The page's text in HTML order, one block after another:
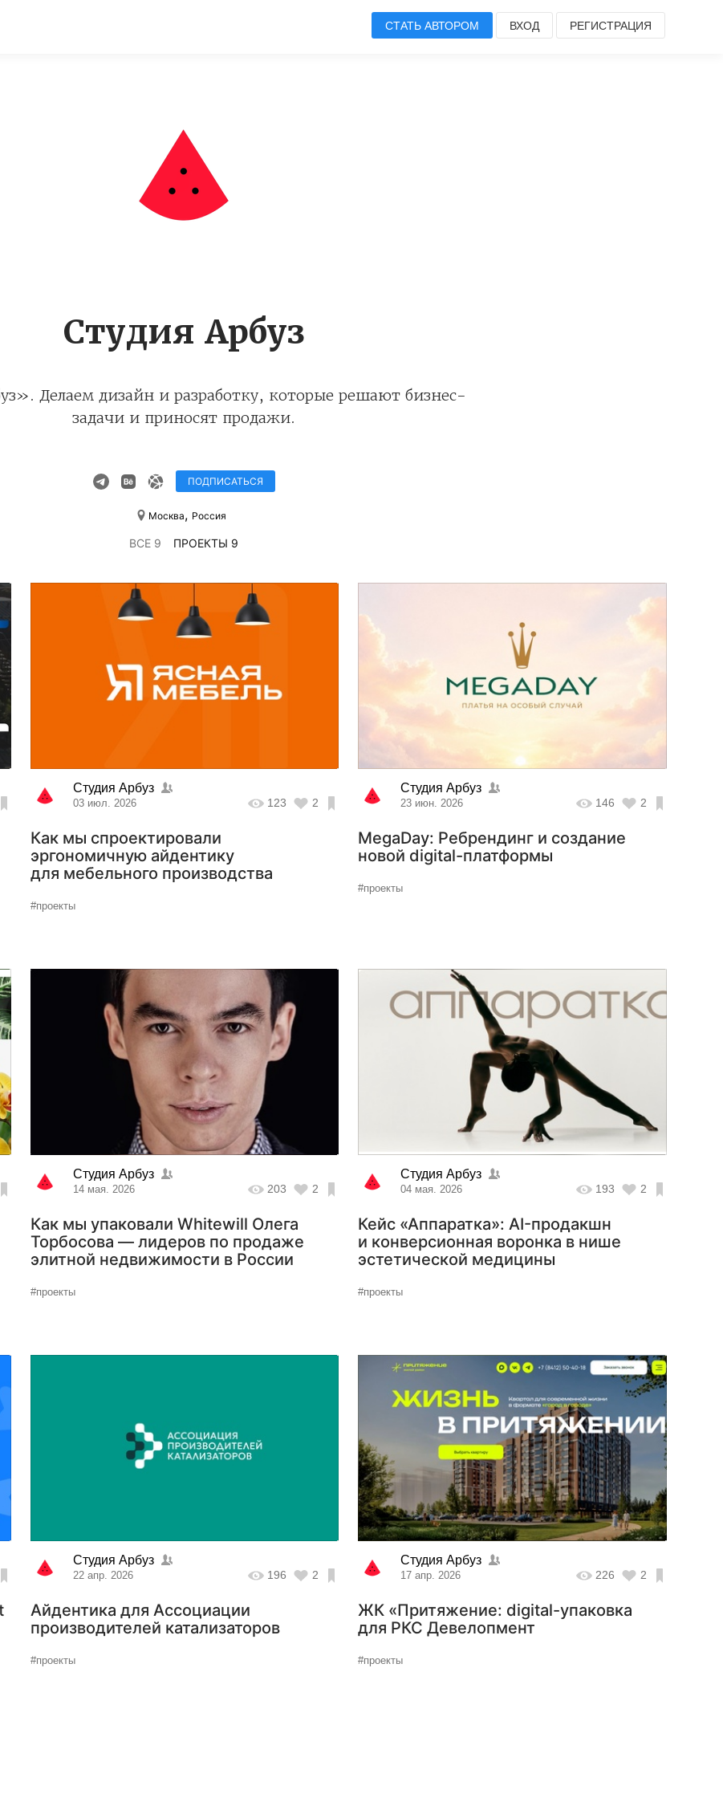
СТАТЬ АВТОРОМ ВХОД РЕГИСТРАЦИЯ
Студия Арбуз
Делаем дизайн и разработку, которые решают бизнес-
задачи и приносят продажи.
ПОДПИСАТЬСЯ
Москва, Россия
ВСЕ 9 ПРОЕКТЫ 9
Студия Арбуз
03 июл. 2026 123 2
Как мы спроектировали
эргономичную айдентику
для мебельного производства
#проекты
Студия Арбуз
23 июн. 2026 146 2
MegaDay: Ребрендинг и создание
новой digital-платформы
#проекты
Студия Арбуз
14 мая. 2026 203 2
Как мы упаковали Whitewill Олега
Торбосова — лидеров по продаже
элитной недвижимости в России
#проекты
Студия Арбуз
04 мая. 2026 193 2
Кейс «Аппаратка»: AI-продакшн
и конверсионная воронка в нише
эстетической медицины
#проекты
Студия Арбуз
22 апр. 2026 196 2
Айдентика для Ассоциации
производителей катализаторов
#проекты
Студия Арбуз
17 апр. 2026 226 2
ЖК «Притяжение: digital-упаковка
для РКС Девелопмент
#проекты